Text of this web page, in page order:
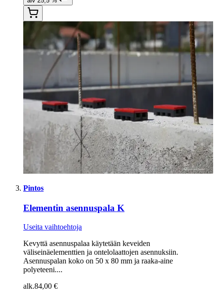
Pintos
Elementin asennuspala K
Useita vaihtoehtoja
Kevyttä asennuspalaa käytetään keveiden
väliseinäelementtien ja ontelolaattojen asennuksiin.
Asennuspalan koko on 50 x 80 mm ja raaka-aine
polyeteeni....
alk.84,00 €